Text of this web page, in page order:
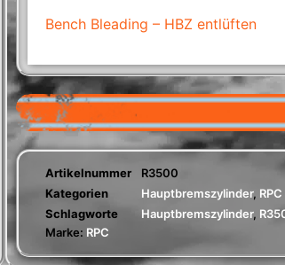
Bench Bleading – HBZ entlüften
Artikelnummer
R3500
Kategorien
Hauptbremszylinder, RPC
Schlagworte
Hauptbremszylinder,
Marke: RPC